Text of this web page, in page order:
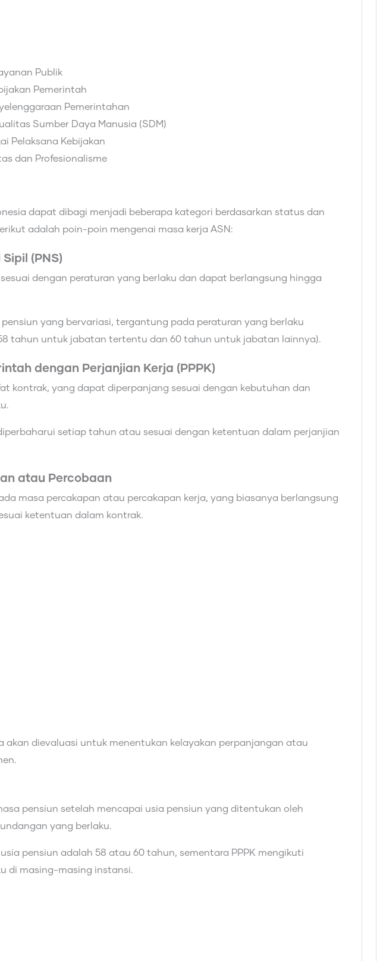
Publik
Pemerintah
Pemerintahan
Sumber Daya Manusia (SDM)
Pelaksana Kebijakan
dan Profesionalisme
dapat dibagi menjadi beberapa kategori berdasarkan status dan
adalah poin-poin mengenai masa kerja ASN:
(PNS)
sesuai dengan peraturan yang berlaku dan dapat berlangsung hingga
pensiun yang bervariasi, tergantung pada peraturan yang berlaku
tahun untuk jabatan tertentu dan 60 tahun untuk jabatan lainnya).
dengan Perjanjian Kerja (PPPK)
kontrak, yang dapat diperpanjang sesuai dengan kebutuhan dan
setiap tahun atau sesuai dengan ketentuan dalam perjanjian
atau Percobaan
masa percakapan atau percakapan kerja, yang biasanya berlangsung
ketentuan dalam kontrak.
akan dievaluasi untuk menentukan kelayakan perpanjangan atau
pensiun setelah mencapai usia pensiun yang ditentukan oleh
yang berlaku.
pensiun adalah 58 atau 60 tahun, sementara PPPK mengikuti
di masing-masing instansi.